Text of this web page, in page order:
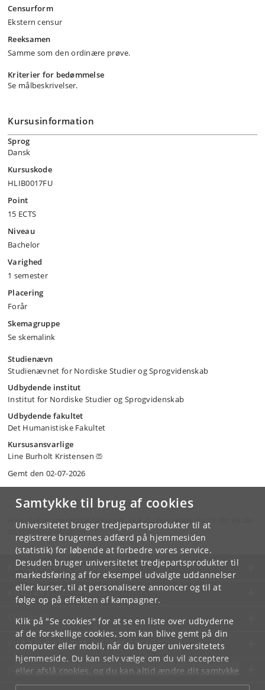
Samtykke til brug af cookies
Universitetet bruger tredjepartsprodukter til at
registrere brugernes adfærd på hjemmesiden
(statistik) for løbende at forbedre vores service.
Desuden bruger universitetet tredjepartsprodukter til
markedsføring af for eksempel udvalgte uddannelser
eller kurser, til at personalisere annoncer og til at
følge op på effekten af kampagner.
Klik på "Se cookies" for at se en liste over udbyderne
af de forskellige cookies, som kan blive gemt på din
computer eller mobil, når du bruger universitetets
hjemmeside. Du kan selv vælge om du vil acceptere
eller afslå cookies, og du kan altid ændre dit samtykke
underCookie- og privatlivspolitiksom du finder i
Censurform
Ekstern censur
Reeksamen
Samme som den ordinære prøve.
Kriterier for bedømmelse
Se målbeskrivelser.
Kursusinformation
Sprog
Dansk
Kursuskode
HLIB0017FU
Point
15 ECTS
Niveau
Bachelor
Varighed
1 semester
Placering
Forår
Skemagruppe
Se skemalink
Studienævn
Studienævnet for Nordiske Studier og Sprogvidenskab
Udbydende institut
Institut for Nordiske Studier og Sprogvidenskab
Udbydende fakultet
Det Humanistiske Fakultet
Kursusansvarlige
Line Burholt Kristensen
Gemt den 02-07-2026
Hvis du har spørgsmål til kurset, skal du henvende dig til din lokale
studieadministration.
KØBENHAVNS UNIVERSITET
KONTAKT
SERVICES
FOR STUDERENDE OG ANSATTE
JOB OG KARRIERE